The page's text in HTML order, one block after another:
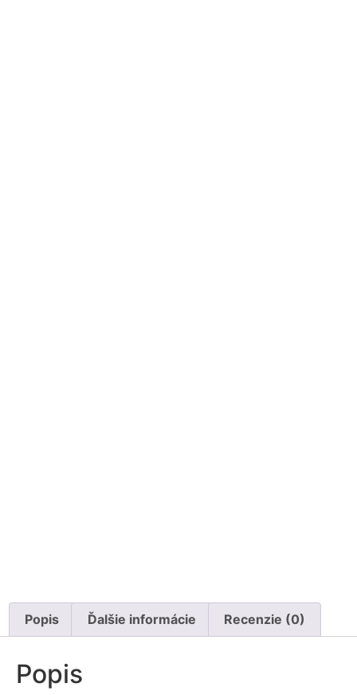
Popis Ďalšie informácie Recenzie (0)
Popis